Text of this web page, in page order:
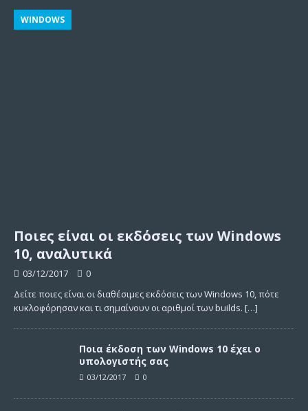
Ποιες είναι οι εκδόσεις των Windows
10, αναλυτικά
WINDOWS
03/12/2017
0
Δείτε ποιες είναι οι διαθέσιμες εκδόσεις των Windows 10, πότε
κυκλοφόρησαν και τι σημαίνουν οι αριθμοί των builds. […]
Ποια έκδοση των Windows 10 έχει ο
υπολογιστής σας
03/12/2017 0